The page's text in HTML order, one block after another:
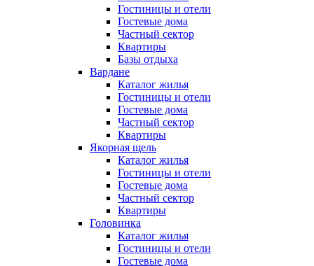
Гостиницы и отели
Гостевые дома
Частный сектор
Квартиры
Базы отдыха
Вардане
Каталог жилья
Гостиницы и отели
Гостевые дома
Частный сектор
Квартиры
Якорная щель
Каталог жилья
Гостиницы и отели
Гостевые дома
Частный сектор
Квартиры
Головинка
Каталог жилья
Гостиницы и отели
Гостевые дома